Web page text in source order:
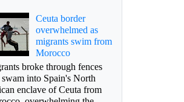
Ceuta border
overwhelmed as
migrants swim from
Morocco
broke through fences
swam into Spain's North
enclave of Ceuta from